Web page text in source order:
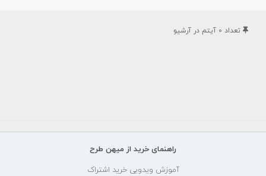
تعداد 0 آيتم در آرشيو
راهنمای خرید از میهن طرح
آموزش ویدویی خرید اشتراک